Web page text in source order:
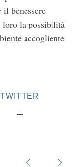
benessere
la possibilità
accogliente
TWITTER